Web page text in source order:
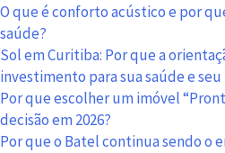
O que é conforto acústico e por
saúde?
Sol em Curitiba: Por que a
investimento para sua saúde e
Por que escolher um imóvel
decisão em 2026?
Por que o Batel continua sendo o